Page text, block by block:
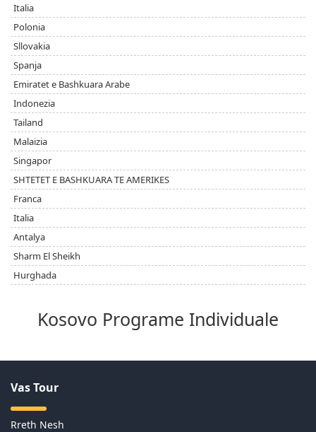
Italia
Polonia
Sllovakia
Spanja
Emiratet e Bashkuara Arabe
Indonezia
Tailand
Malaizia
Singapor
SHTETET E BASHKUARA TE AMERIKES
Franca
Italia
Antalya
Sharm El Sheikh
Hurghada
Kosovo Programe Individuale
Vas Tour
Rreth Nesh